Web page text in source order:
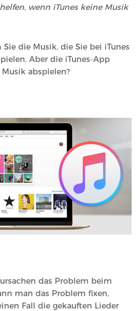
wenn iTunes keine Musik
die Musik, die Sie bei iTunes
Aber die iTunes-App
abspielen?
das Problem beim
man das Problem fixen,
Fall die gekauften Lieder